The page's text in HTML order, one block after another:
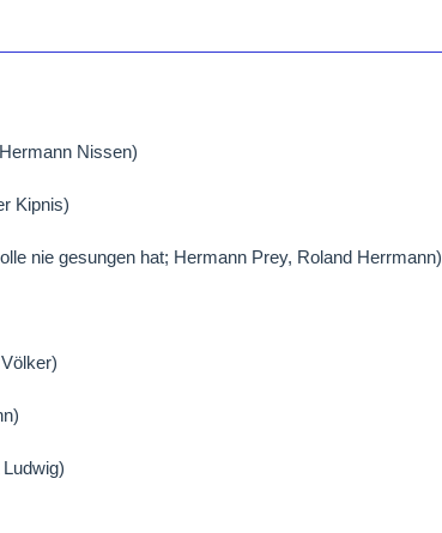
Nissen)
Kipnis)
nie gesungen hat; Hermann Prey, Roland Herrmann)